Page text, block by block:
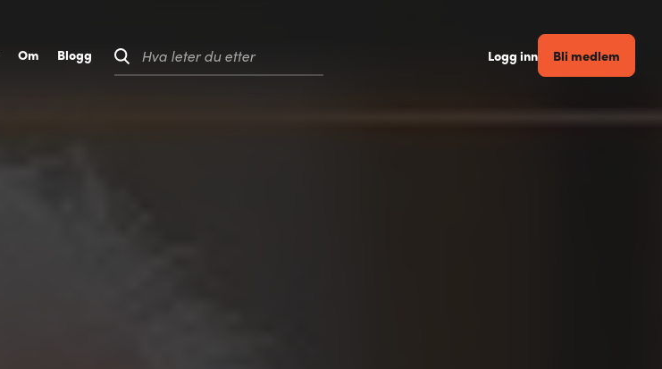
Om Blogg Hva leter du etter Logg inn Bli medlem